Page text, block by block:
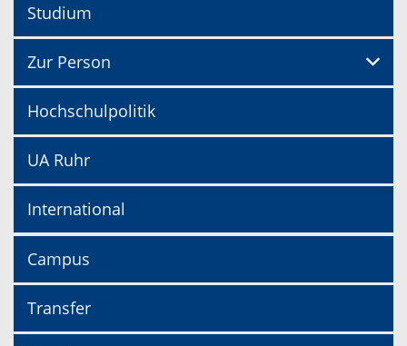
Studium
Zur Person
Hochschulpolitik
UA Ruhr
International
Campus
Transfer